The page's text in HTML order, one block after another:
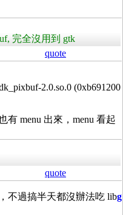
完全沒用到 gtk
quote
2.0.so.0 (0xb691200
有 menu 出來，menu 看起
quote
不過搞半天都沒辦法吃 libg